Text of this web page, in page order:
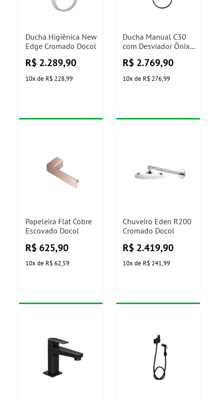
Ducha Higiênica New
Edge Cromado Docol
R$ 2.289,90
10x de R$ 228,99
Ducha Manual C30
com Desviador Ônix
R$ 2.769,90
10x de R$ 276,99
Papeleira Flat Cobre
Escovado Docol
R$ 625,90
10x de R$ 62,59
Chuveiro Eden R200
Cromado Docol
R$ 2.419,90
10x de R$ 241,99